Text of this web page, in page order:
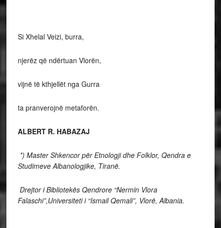
Si Xhelal Veizi, burra,
njerëz që ndërtuan Vlorën,
vijnë të kthjellët nga Gurra
ta pranverojnë metaforën.
ALBERT R. HABAZAJ
*) Master Shkencor për Etnologji dhe Folklor, Qendra e
Studimeve Albanologjike, Tiranë.
Drejtor i Bibliotekës Qendrore “Nermin Vlora
Falaschi”,Universiteti i “Ismail Qemali”, Vlorë, Albania.